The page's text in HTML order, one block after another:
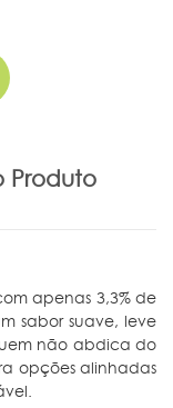
Produto
apenas 3,3% de
sabor suave, leve
não abdica do
opções alinhadas